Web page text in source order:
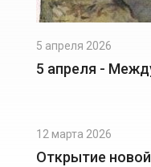
5 апреля 2026
5 апреля -
12 марта 2026
Открытие